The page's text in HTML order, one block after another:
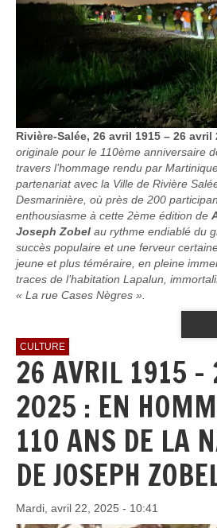
Rivière-Salée, 26 avril 1915 – 26 avril
originale pour le 110ème anniversaire
travers l’hommage rendu par
partenariat avec la Ville de Rivière
Desmarinière, où près de 200
enthousiasme à cette 2ème édition de
Joseph Zobel au rythme endiablé du
succès populaire et une ferveur
jeune et plus téméraire, en pleine
traces de l’habitation Lapalun,
« La rue Cases Nègres ».
CULTURE
26 AVRIL 1915 –
2025 : EN
110 ANS DE LA
DE JOSEPH
Mardi, avril 22, 2025 - 10:41